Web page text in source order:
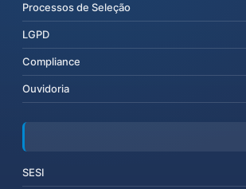
Processos de Seleção
LGPD
Compliance
Ouvidoria
SESI